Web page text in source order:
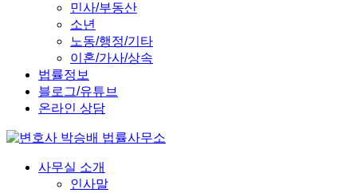
민사/부동산
소년
노동/행정/기타
이혼/가사/상속
법률정보
블로그/유튜브
온라인 상담
사무실 소개
인사말